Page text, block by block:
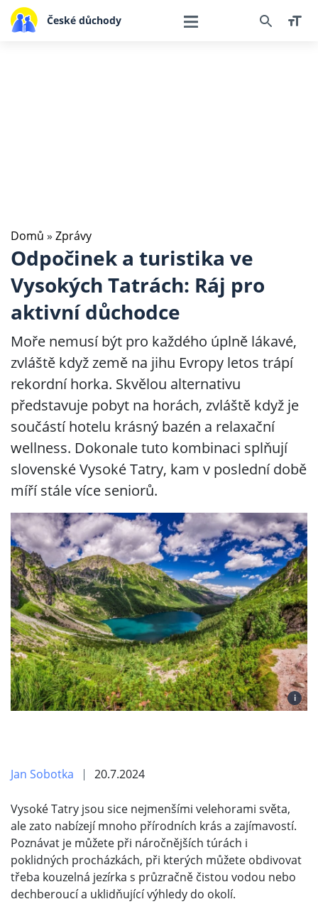
České důchody
Domů » Zprávy
Odpočinek a turistika ve
Vysokých Tatrách: Ráj pro
aktivní důchodce
Moře nemusí být pro každého úplně lákavé,
zvláště když země na jihu Evropy letos trápí
rekordní horka. Skvělou alternativu
představuje pobyt na horách, zvláště když je
součástí hotelu krásný bazén a relaxační
wellness. Dokonale tuto kombinaci splňují
slovenské Vysoké Tatry, kam v poslední době
míří stále více seniorů.
i
Jan Sobotka 20.7.2024
Vysoké Tatry jsou sice nejmenšími velehorami světa,
ale zato nabízejí mnoho přírodních krás a zajímavostí.
Poznávat je můžete při náročnějších túrách i
poklidných procházkách, při kterých můžete obdivovat
třeba kouzelná jezírka s průzračně čistou vodou nebo
dechberoucí a uklidňující výhledy do okolí.